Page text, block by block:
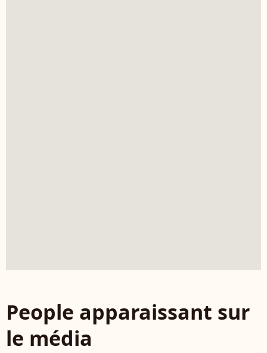
People apparaissant sur
le média